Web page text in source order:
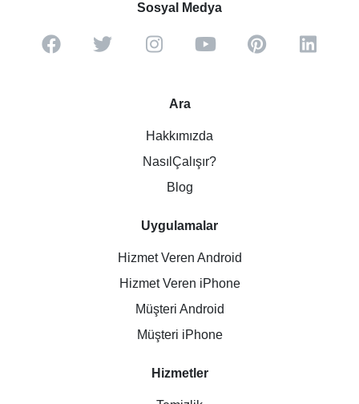
Sosyal Medya
Ara
Hakkımızda
NasılÇalışır?
Blog
Uygulamalar
Hizmet Veren Android
Hizmet Veren iPhone
Müşteri Android
Müşteri iPhone
Hizmetler